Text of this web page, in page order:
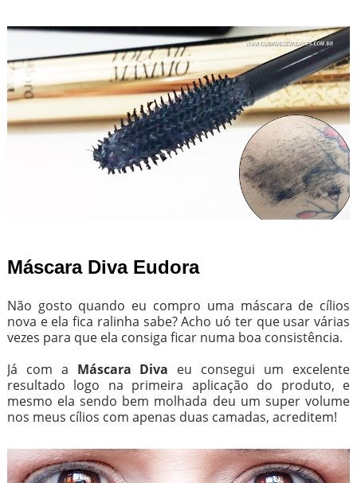
Máscara Diva Eudora
Não gosto quando eu compro uma máscara de cílios
nova e ela fica ralinha sabe? Acho uó ter que usar várias
vezes para que ela consiga ficar numa boa consistência.
Já com a Máscara Diva eu consegui um excelente
resultado logo na primeira aplicação do produto, e
mesmo ela sendo bem molhada deu um super volume
nos meus cílios com apenas duas camadas, acreditem!